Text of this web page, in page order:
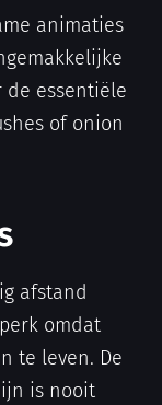
animaties
de essentiële
of onion
afstand
omdat
te leven. De
is nooit